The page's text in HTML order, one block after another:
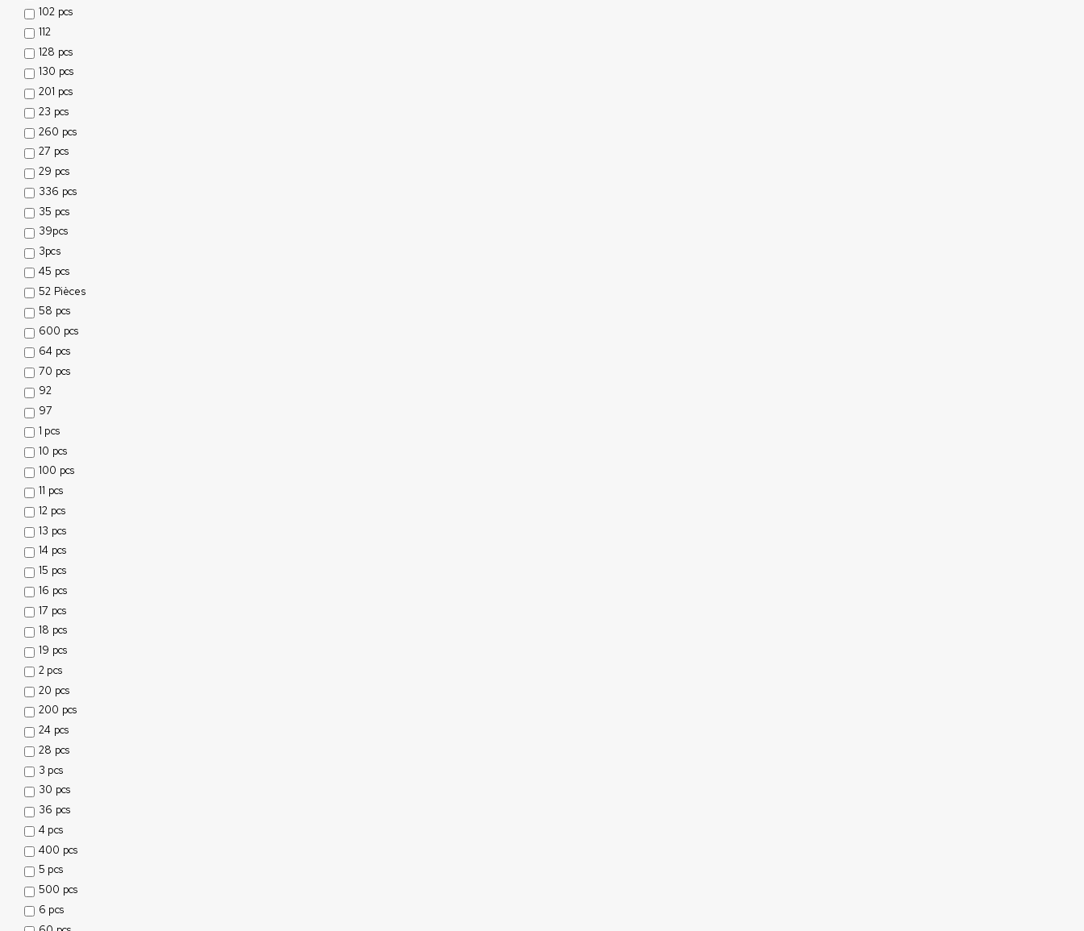
102 pcs
112
128 pcs
130 pcs
201 pcs
23 pcs
260 pcs
27 pcs
29 pcs
336 pcs
35 pcs
39pcs
3pcs
45 pcs
52 Pièces
58 pcs
600 pcs
64 pcs
70 pcs
92
97
1 pcs
10 pcs
100 pcs
11 pcs
12 pcs
13 pcs
14 pcs
15 pcs
16 pcs
17 pcs
18 pcs
19 pcs
2 pcs
20 pcs
200 pcs
24 pcs
28 pcs
3 pcs
30 pcs
36 pcs
4 pcs
400 pcs
5 pcs
500 pcs
6 pcs